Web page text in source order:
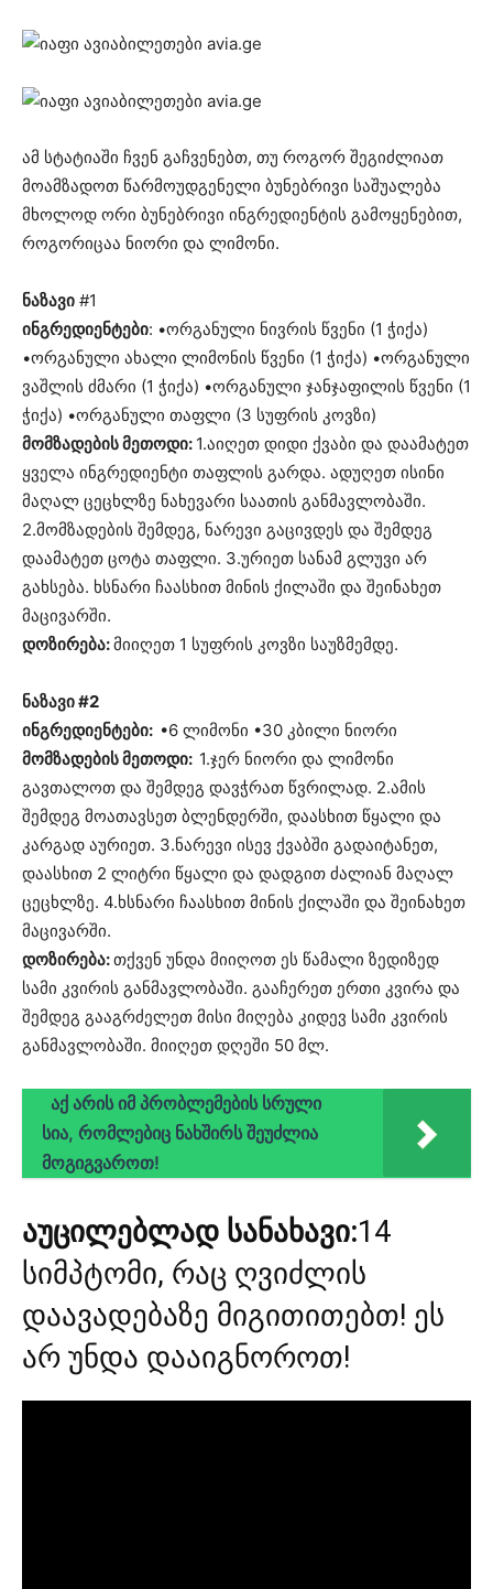
ამ სტატიაში ჩვენ გაჩვენებთ, თუ როგორ შეგიძლიათ
მოამზადოთ წარმოუდგენელი ბუნებრივი საშუალება
მხოლოდ ორი ბუნებრივი ინგრედიენტის გამოყენებით,
როგორიცაა ნიორი და ლიმონი.
ნაზავი #1
ინგრედიენტები: •ორგანული ნივრის წვენი (1 ჭიქა)
•ორგანული ახალი ლიმონის წვენი (1 ჭიქა) •ორგანული
ვაშლის ძმარი (1 ჭიქა) •ორგანული ჯანჯაფილის წვენი (1
ჭიქა) •ორგანული თაფლი (3 სუფრის კოვზი)
მომზადების მეთოდი: 1.აიღეთ დიდი ქვაბი და დაამატეთ
ყველა ინგრედიენტი თაფლის გარდა. ადუღეთ ისინი
მაღალ ცეცხლზე ნახევარი საათის განმავლობაში.
2.მომზადების შემდეგ, ნარევი გაცივდეს და შემდეგ
დაამატეთ ცოტა თაფლი. 3.ურიეთ სანამ გლუვი არ
გახსება. ხსნარი ჩაასხით მინის ქილაში და შეინახეთ
მაცივარში.
დოზირება:მიიღეთ 1 სუფრის კოვზი საუზმემდე.
ნაზავი #2
ინგრედიენტები: •6 ლიმონი •30 კბილი ნიორი
მომზადების მეთოდი: 1.ჯერ ნიორი და ლიმონი
გავთალოთ და შემდეგ დავჭრათ წვრილად. 2.ამის
შემდეგ მოათავსეთ ბლენდერში, დაასხით წყალი და
კარგად აურიეთ. 3.ნარევი ისევ ქვაბში გადაიტანეთ,
დაასხით 2 ლიტრი წყალი და დადგით ძალიან მაღალ
ცეცხლზე. 4.ხსნარი ჩაასხით მინის ქილაში და შეინახეთ
მაცივარში.
დოზირება:თქვენ უნდა მიიღოთ ეს წამალი ზედიზედ
სამი კვირის განმავლობაში. გააჩერეთ ერთი კვირა და
შემდეგ გააგრძელეთ მისი მიღება კიდევ სამი კვირის
განმავლობაში. მიიღეთ დღეში 50 მლ.
აქ არის იმ პრობლემების სრული
სია, რომლებიც ნახშირს შეუძლია
მოგიგვაროთ!
აუცილებლად სანახავი:14
სიმპტომი, რაც ღვიძლის
დაავადებაზე მიგითითებთ! ეს
არ უნდა დააიგნოროთ!